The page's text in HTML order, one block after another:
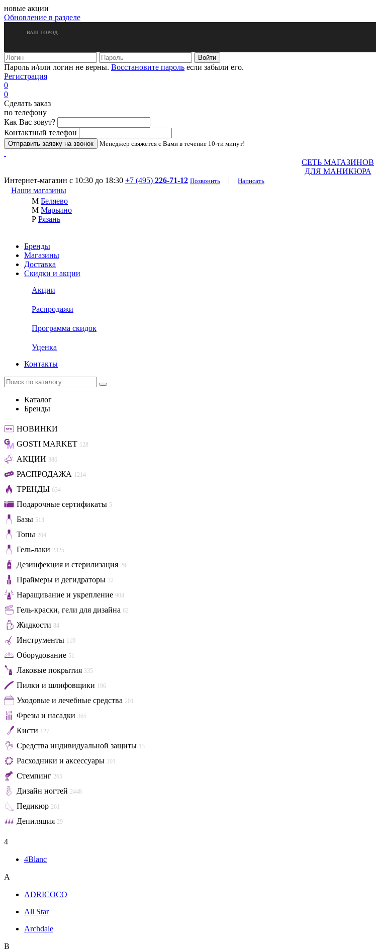
новые акции
Обновление в разделе
ВАШ ГОРОД
Пароль и/или логин не верны. Восстановите пароль если забыли его.
Регистрация
0
0
Сделать заказ
по телефону
Как Вас зовут?
Контактный телефон
Менеджер свяжется с Вами в течение 10-ти минут!
СЕТЬ МАГАЗИНОВ
ДЛЯ МАНИКЮРА
Интернет-магазин с 10:30 до 18:30 +7 (495) 226-71-12 Позвонить | Написать
Наши магазины
М Беляево
М Марьино
Р Рязань
Бренды
Магазины
Доставка
Скидки и акции
Акции
Распродажи
Программа скидок
Уценка
Контакты
Каталог
Бренды
НОВИНКИ
GOSTI MARKET 128
АКЦИИ 386
РАСПРОДАЖА 1214
ТРЕНДЫ 634
Подарочные сертификаты 5
Базы 513
Топы 204
Гель-лаки 2325
Дезинфекция и стерилизация 29
Праймеры и дегидраторы 32
Наращивание и укрепление 904
Гель-краски, гели для дизайна 62
Жидкости 84
Инструменты 119
Оборудование 51
Лаковые покрытия 335
Пилки и шлифовщики 196
Уходовые и лечебные средства 201
Фрезы и насадки 365
Кисти 127
Средства индивидуальной защиты 13
Расходники и аксессуары 201
Стемпинг 265
Дизайн ногтей 2448
Педикюр 261
Депиляция 29
4
4Blanc
A
ADRICOCO
All Star
Archdale
B